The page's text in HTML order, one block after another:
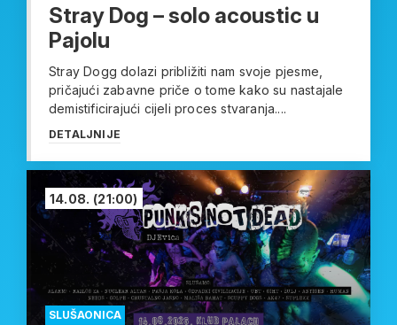
Stray Dog – solo acoustic u
Pajolu
Stray Dogg dolazi približiti nam svoje pjesme,
pričajući zabavne priče o tome kako su nastajale
demistificirajući cijeli proces stvaranja....
DETALJNIJE
SLUŠAONICA
14.08. (21:00)